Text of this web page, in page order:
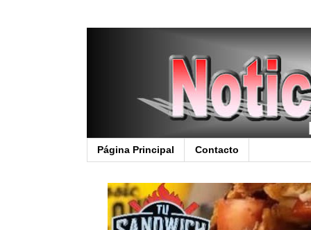
Página Principal Contacto